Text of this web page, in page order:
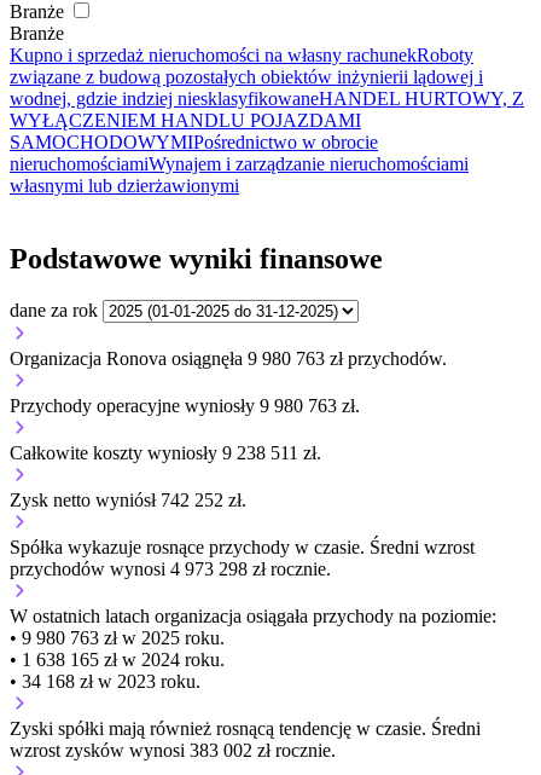
Branże
Branże
Kupno i sprzedaż nieruchomości na własny rachunekRoboty
związane z budową pozostałych obiektów inżynierii lądowej i
wodnej, gdzie indziej niesklasyfikowaneHANDEL HURTOWY, Z
WYŁĄCZENIEM HANDLU POJAZDAMI
SAMOCHODOWYMIPośrednictwo w obrocie
nieruchomościamiWynajem i zarządzanie nieruchomościami
własnymi lub dzierżawionymi
Podstawowe wyniki finansowe
dane za rok
Organizacja Ronova osiągnęła 9 980 763 zł przychodów.
Przychody operacyjne wyniosły 9 980 763 zł.
Całkowite koszty wyniosły 9 238 511 zł.
Zysk netto wyniósł 742 252 zł.
Spółka wykazuje rosnące przychody w czasie. Średni wzrost
przychodów wynosi 4 973 298 zł rocznie.
W ostatnich latach organizacja osiągała przychody na poziomie:
• 9 980 763 zł w 2025 roku.
• 1 638 165 zł w 2024 roku.
• 34 168 zł w 2023 roku.
Zyski spółki mają również rosnącą tendencję w czasie. Średni
wzrost zysków wynosi 383 002 zł rocznie.